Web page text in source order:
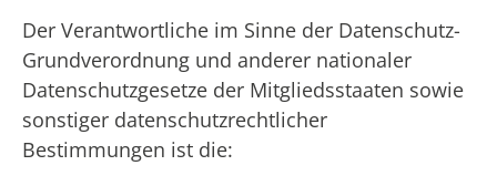
Der Verantwortliche im Sinne der Datenschutz-
Grundverordnung und anderer nationaler
Datenschutzgesetze der Mitgliedsstaaten sowie
sonstiger datenschutzrechtlicher
Bestimmungen ist die: